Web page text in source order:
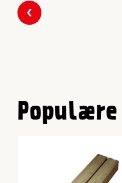
Forrige